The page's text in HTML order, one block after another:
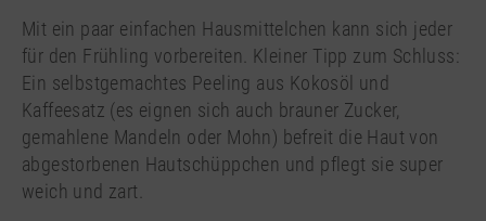
Mit ein paar einfachen Hausmittelchen kann sich jeder
für den Frühling vorbereiten. Kleiner Tipp zum Schluss:
Ein selbstgemachtes Peeling aus Kokosöl und
Kaffeesatz (es eignen sich auch brauner Zucker,
gemahlene Mandeln oder Mohn) befreit die Haut von
abgestorbenen Hautschüppchen und pflegt sie super
weich und zart.